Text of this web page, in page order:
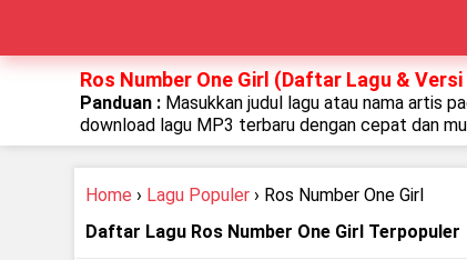
Ros Number One Girl (Daftar Lagu &
Panduan : Masukkan judul lagu atau nama artis
download lagu MP3 terbaru dengan cepat dan
Home › Lagu Populer › Ros Number One Girl
Daftar Lagu Ros Number One Girl Terpopuler